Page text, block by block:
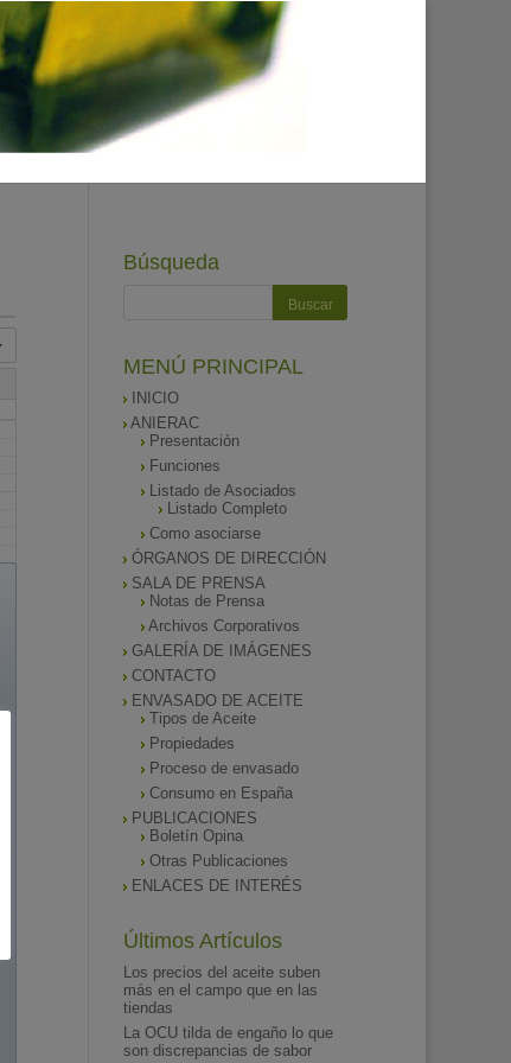
Búsqueda
MENÚ PRINCIPAL
INICIO
ANIERAC
Presentación
Funciones
Listado de Asociados
Listado Completo
Como asociarse
ÓRGANOS DE DIRECCIÓN
SALA DE PRENSA
Notas de Prensa
Archivos Corporativos
GALERÍA DE IMÁGENES
CONTACTO
ENVASADO DE ACEITE
Tipos de Aceite
Propiedades
Proceso de envasado
Consumo en España
PUBLICACIONES
Boletín Opina
Otras Publicaciones
ENLACES DE INTERÉS
Últimos Artículos
Los precios del aceite suben
más en el campo que en las
tiendas
La OCU tilda de engaño lo que
son discrepancias de sabor